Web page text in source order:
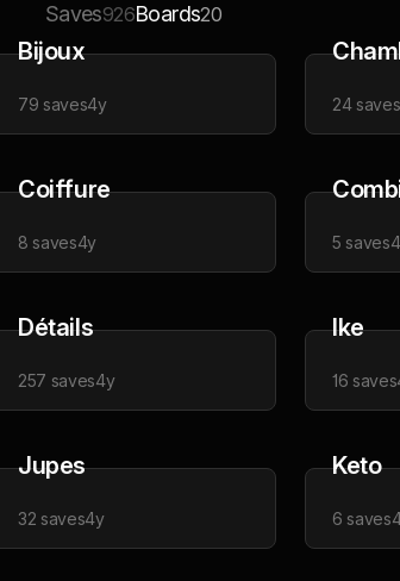
Saves926Boards20
Bijoux
79 saves4y 24saves
Coiffure
8 saves4y 5 saves
Détails
257 saves4y
Ike
16 saves
Jupes
32 saves4y
Keto
6 saves